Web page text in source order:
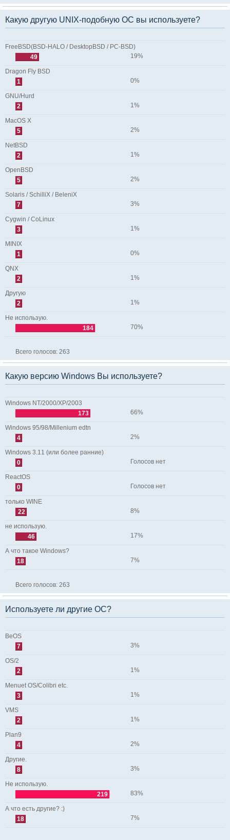
Какую другую UNIX-подобную ОС вы используете?
FreeBSD(BSD-HALO / DesktopBSD / PC-BSD)
49
19%
Dragon Fly BSD
1
0%
GNU/Hurd
2
1%
MacOS X
5
2%
NetBSD
2
1%
OpenBSD
5
2%
Solaris / SchilliX / BeleniX
7
3%
Cygwin / CoLinux
3
1%
MINIX
1
0%
QNX
2
1%
Другую
2
1%
Не использую.
184
70%
Всего голосов: 263
Какую версию Windows Вы используете?
Windows NT/2000/XP/2003
173
66%
Windows 95/98/Millenium edtn
4
2%
Windows 3.11 (или более ранние)
0
Голосов нет
ReactOS
0
Голосов нет
только WINE
22
8%
не использую.
46
17%
А что такое Windows?
18
7%
Всего голосов: 263
Используете ли другие ОС?
BeOS
7
3%
OS/2
2
1%
Menuet OS/Colibri etc.
3
1%
VMS
2
1%
Plan9
4
2%
Другие.
8
3%
Не использую.
219
83%
А что есть другие? :)
18
7%